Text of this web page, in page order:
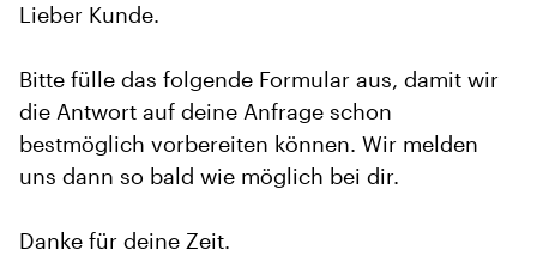
Lieber Kunde.
Bitte fülle das folgende Formular aus, damit wir
die Antwort auf deine Anfrage schon
bestmöglich vorbereiten können. Wir melden
uns dann so bald wie möglich bei dir.
Danke für deine Zeit.